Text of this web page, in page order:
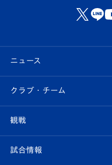
ニュース
すべて
クラブ
クラブ・チーム
観戦
観戦ルール
試合情報